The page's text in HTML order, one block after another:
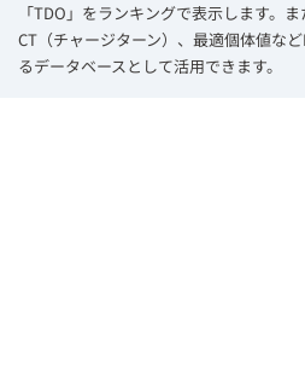
「TDO」をランキングで表示します。ま
CT（チャージターン）、最適個体値な
るデータベースとして活用できます。